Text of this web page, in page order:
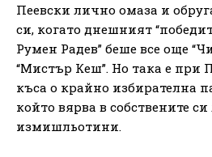
Пеевски лично омаза и
си, когато днешният
Румен Радев” беше все още
“Мистър Кеш”. Но така е при
къса о крайно избирателна
който вярва в собствените
измишльотини.